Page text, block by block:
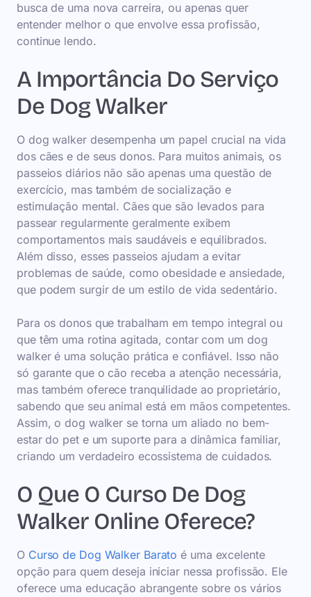
busca de uma nova carreira, ou apenas quer
entender melhor o que envolve essa profissão,
continue lendo.
A Importância Do Serviço
De Dog Walker
O dog walker desempenha um papel crucial na vida
dos cães e de seus donos. Para muitos animais, os
passeios diários não são apenas uma questão de
exercício, mas também de socialização e
estimulação mental. Cães que são levados para
passear regularmente geralmente exibem
comportamentos mais saudáveis e equilibrados.
Além disso, esses passeios ajudam a evitar
problemas de saúde, como obesidade e ansiedade,
que podem surgir de um estilo de vida sedentário.
Para os donos que trabalham em tempo integral ou
que têm uma rotina agitada, contar com um dog
walker é uma solução prática e confiável. Isso não
só garante que o cão receba a atenção necessária,
mas também oferece tranquilidade ao proprietário,
sabendo que seu animal está em mãos competentes.
Assim, o dog walker se torna um aliado no bem-
estar do pet e um suporte para a dinâmica familiar,
criando um verdadeiro ecossistema de cuidados.
O Que O Curso De Dog
Walker Online Oferece?
O Curso de Dog Walker Barato é uma excelente
opção para quem deseja iniciar nessa profissão. Ele
oferece uma educação abrangente sobre os vários